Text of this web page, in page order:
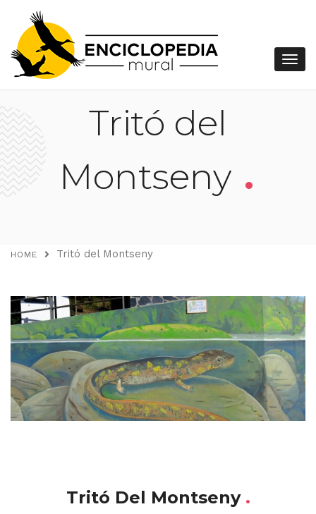
Tritó del
Montseny .
HOME Tritó del Montseny
Tritó Del Montseny .